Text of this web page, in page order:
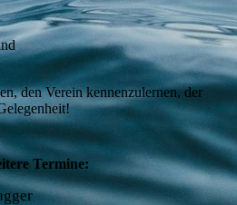
den Verein kennenzulernen, der
Termine: